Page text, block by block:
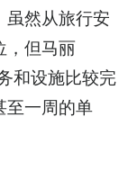
虽然从旅行安
，但马丽
和设施比较完
至一周的单